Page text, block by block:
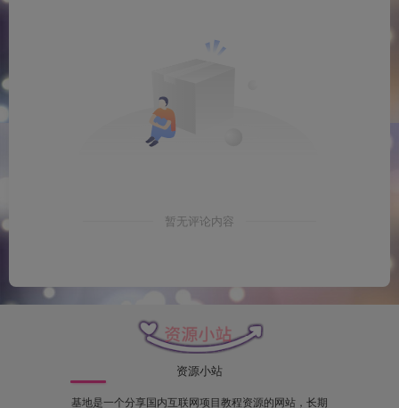
暂无评论内容
资源小站
基地是一个分享国内互联网项目教程资源的网站，长期